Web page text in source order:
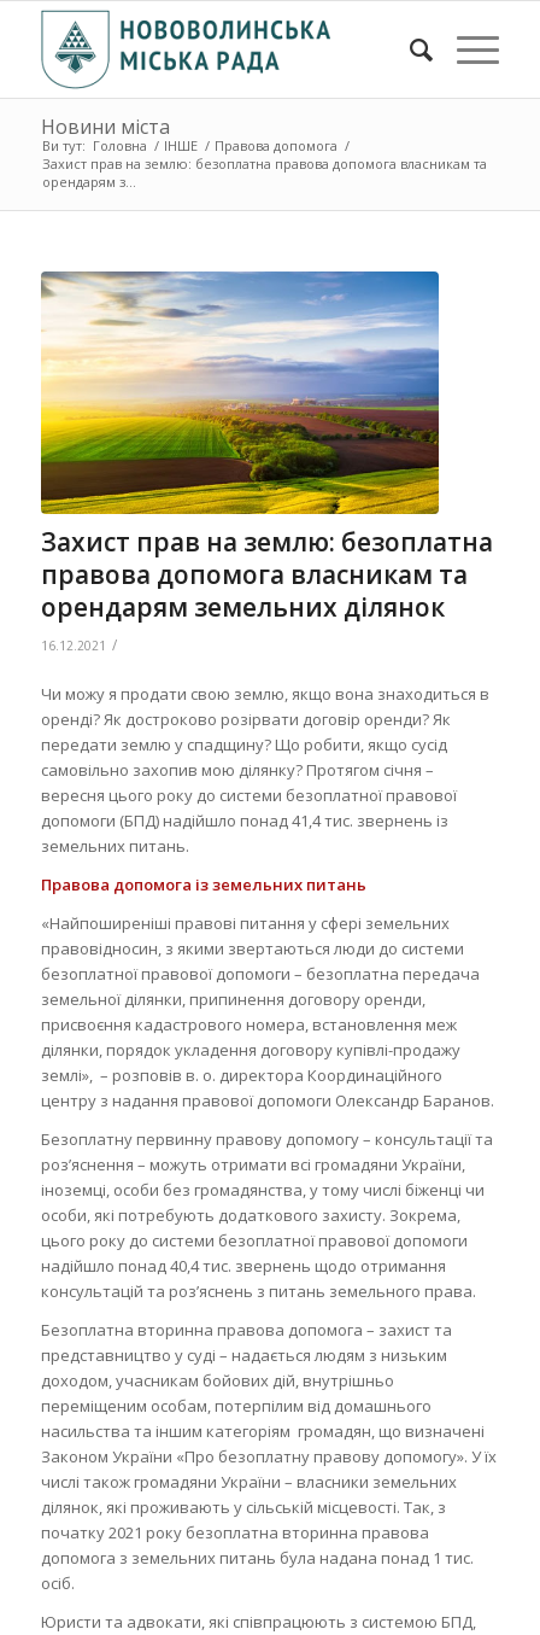
Новини міста
Ви тут: Головна / ІНШЕ / Правова допомога /
Захист прав на землю: безоплатна правова допомога власникам та
орендарям з...
Захист прав на землю: безоплатна
правова допомога власникам та
орендарям земельних ділянок
16.12.2021 /
Чи можу я продати свою землю, якщо вона знаходиться в
оренді? Як достроково розірвати договір оренди? Як
передати землю у спадщину? Що робити, якщо сусід
самовільно захопив мою ділянку? Протягом січня –
вересня цього року до системи безоплатної правової
допомоги (БПД) надійшло понад 41,4 тис. звернень із
земельних питань.
Правова допомога із земельних питань
«Найпоширеніші правові питання у сфері земельних
правовідносин, з якими звертаються люди до системи
безоплатної правової допомоги – безоплатна передача
земельної ділянки, припинення договору оренди,
присвоєння кадастрового номера, встановлення меж
ділянки, порядок укладення договору купівлі-продажу
землі», – розповів в. о. директора Координаційного
центру з надання правової допомоги Олександр Баранов.
Безоплатну первинну правову допомогу – консультації та
роз’яснення – можуть отримати всі громадяни України,
іноземці, особи без громадянства, у тому числі біженці чи
особи, які потребують додаткового захисту. Зокрема,
цього року до системи безоплатної правової допомоги
надійшло понад 40,4 тис. звернень щодо отримання
консультацій та роз’яснень з питань земельного права.
Безоплатна вторинна правова допомога – захист та
представництво у суді – надається людям з низьким
доходом, учасникам бойових дій, внутрішньо
переміщеним особам, потерпілим від домашнього
насильства та іншим категоріям громадян, що визначені
Законом України «Про безоплатну правову допомогу». У їх
числі також громадяни України – власники земельних
ділянок, які проживають у сільській місцевості. Так, з
початку 2021 року безоплатна вторинна правова
допомога з земельних питань була надана понад 1 тис.
осіб.
Юристи та адвокати, які співпрацюють з системою БПД,